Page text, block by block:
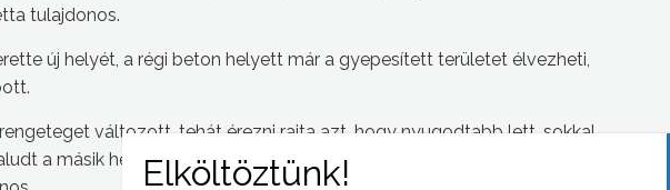
tulajdonos.
új helyét, a régi beton helyett már a gyepesített területet élvezheti,
változott, tehát érezni rajta azt, hogy nyugodtabb lett, sokkal
a másik helyen, azért azt figyeltük aktívabb jön, megy, eszi végre a füvet is